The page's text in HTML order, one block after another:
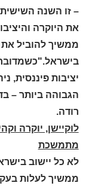
– זו השנה השישית
את היוקרה
ממשיך להוביל
יציבות פיננסית,
הגבוהה ביותר –
רודה.
לוקיישן, יוקרה
מתמשכת
לא כל יישוב
ממשיך לעלות